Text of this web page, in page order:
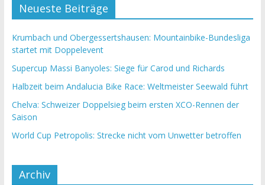
Neueste Beiträge
Krumbach und Obergessertshausen: Mountainbike-Bundesliga
startet mit Doppelevent
Supercup Massi Banyoles: Siege für Carod und Richards
Halbzeit beim Andalucia Bike Race: Weltmeister Seewald führt
Chelva: Schweizer Doppelsieg beim ersten XCO-Rennen der
Saison
World Cup Petropolis: Strecke nicht vom Unwetter betroffen
Archiv